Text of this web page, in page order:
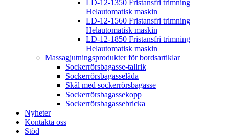
LD-12-1350 Fristansfri trimning
Helautomatisk maskin
LD-12-1560 Fristansfri trimning
Helautomatisk maskin
LD-12-1850 Fristansfri trimning
Helautomatisk maskin
Massagjutningsprodukter för bordsartiklar
Sockerrörsbagasse-tallrik
Sockerrörsbagasselåda
Skål med sockerrörsbagasse
Sockerrörsbagassekopp
Sockerrörsbagassebricka
Nyheter
Kontakta oss
Stöd